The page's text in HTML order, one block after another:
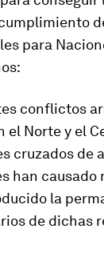
para
conflictos
el Norte y el
cruzados de
han causado
la
de dichas